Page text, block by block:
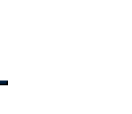
Szukaj